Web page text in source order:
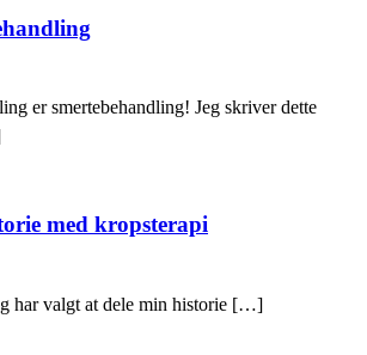
er smertebehandling! Jeg skriver dette
med kropsterapi
har valgt at dele min historie […]